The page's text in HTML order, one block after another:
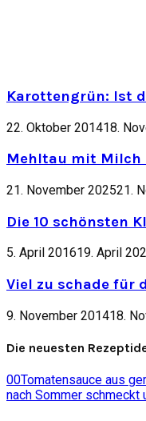
Karottengrün: Ist
22. Oktober 201418.
Mehltau mit Milch
21. November 202521.
Die 10 schönsten
5. April 201619. April
Viel zu schade für
9. November 201418.
Die neuesten
00Tomatensauce aus
nach Sommer schmeckt